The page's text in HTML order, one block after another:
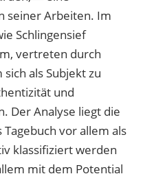
seiner Arbeiten. Im
Schlingensief
vertreten durch
als Subjekt zu
und
Der Analyse liegt die
vor allem als
klassifiziert werden
mit dem Potential